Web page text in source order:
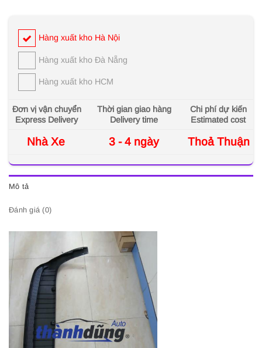
Hàng xuất kho Hà Nội
Hàng xuất kho Đà Nẵng
Hàng xuất kho HCM
Đơn vị vận chuyển
Express Delivery
Thời gian giao hàng
Delivery time
Chi phí dự kiến
Estimated cost
Nhà Xe 3 - 4 ngày Thoả Thuận
Mô tả
Đánh giá (0)